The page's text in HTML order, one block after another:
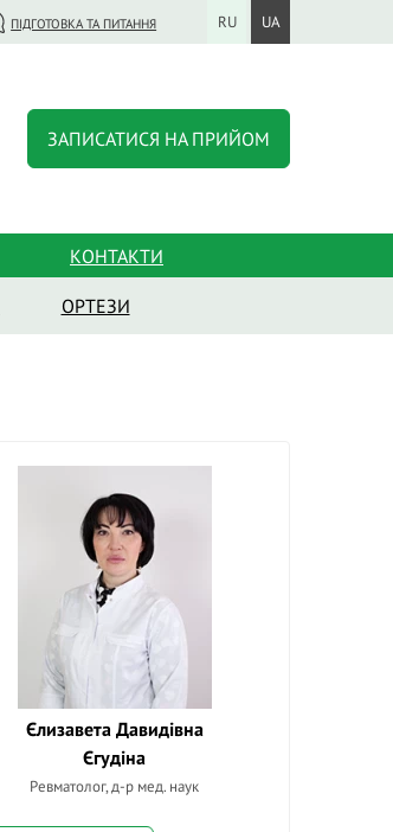
ПІДГОТОВКА ТА ПИТАННЯ RU UA
ЗАПИСАТИСЯ НА ПРИЙОМ
КОНТАКТИ
ОРТЕЗИ
Єлизавета Давидівна
Єгудіна
Ревматолог, д-р мед. наук